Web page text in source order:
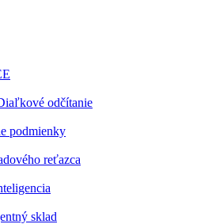
odčítanie
podmienky
reťazca
sklad